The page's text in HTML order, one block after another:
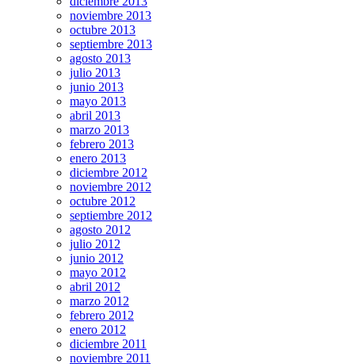
noviembre 2013
octubre 2013
septiembre 2013
agosto 2013
julio 2013
junio 2013
mayo 2013
abril 2013
marzo 2013
febrero 2013
enero 2013
diciembre 2012
noviembre 2012
octubre 2012
septiembre 2012
agosto 2012
julio 2012
junio 2012
mayo 2012
abril 2012
marzo 2012
febrero 2012
enero 2012
diciembre 2011
noviembre 2011